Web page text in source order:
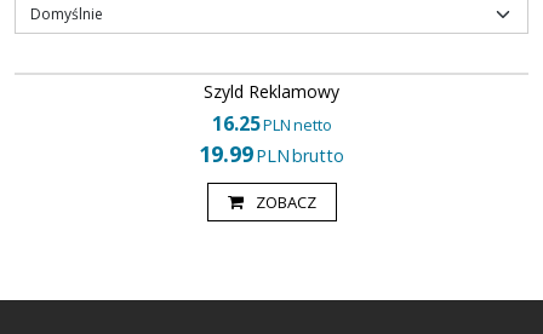
Szyld Reklamowy
16.25PLNnetto
19.99PLNbrutto
ZOBACZ